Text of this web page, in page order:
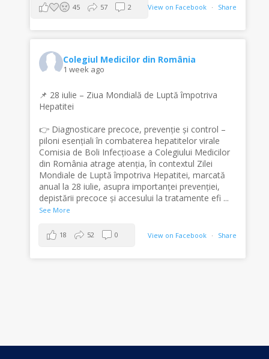
View on Facebook · Share
45 57 2
Colegiul Medicilor din România
1 week ago
📌 28 iulie – Ziua Mondială de Luptă împotriva
Hepatitei
👉 Diagnosticare precoce, prevenție și control –
piloni esențiali în combaterea hepatitelor virale
Comisia de Boli Infecțioase a Colegiului Medicilor
din România atrage atenția, în contextul Zilei
Mondiale de Luptă împotriva Hepatitei, marcată
anual la 28 iulie, asupra importanței prevenției,
depistării precoce și accesului la tratamente efi ...
See More
View on Facebook · Share
18 52 0